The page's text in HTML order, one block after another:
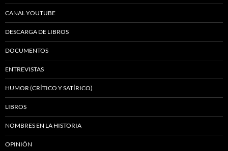
CANAL YOUTUBE
DESCARGA DE LIBROS
DOCUMENTOS
ENTREVISTAS
HUMOR (CRÍTICO Y SATÍRICO)
LIBROS
NOMBRES EN LA HISTORIA
OPINIÓN